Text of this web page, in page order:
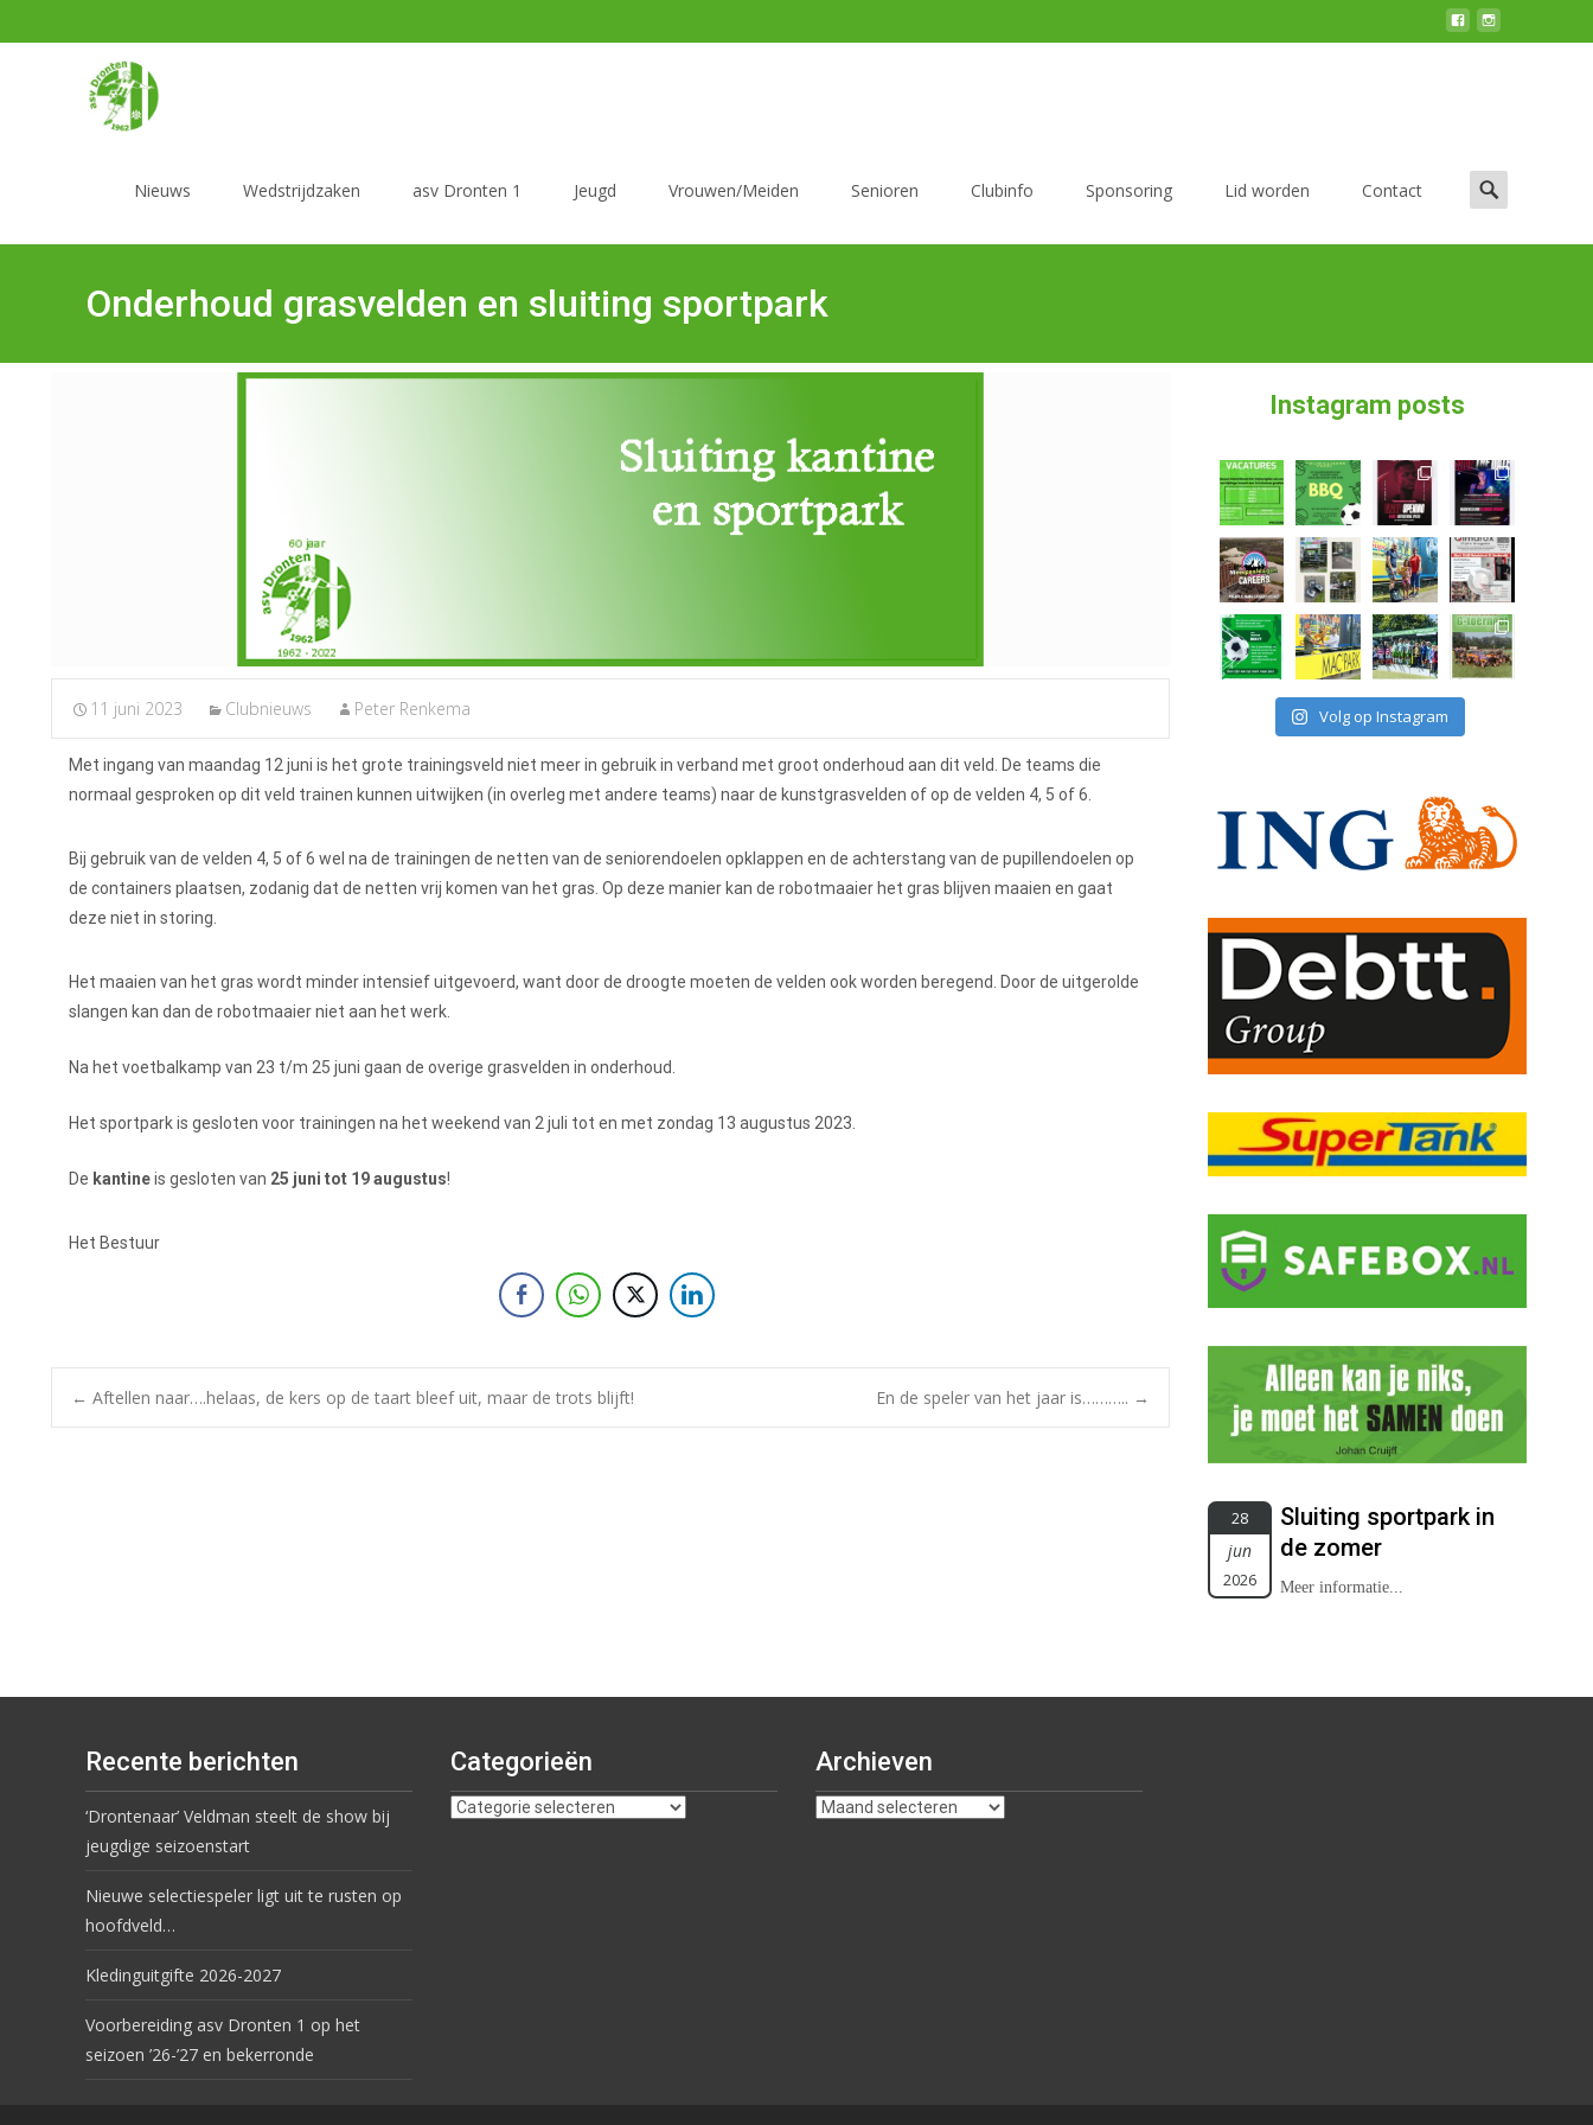
Nieuws Wedstrijdzaken asv Dronten 1 Jeugd Vrouwen/Meiden Senioren Clubinfo Sponsoring Lid worden Contact
Onderhoud grasvelden en sluiting sportpark
11 juni 2023 Clubnieuws Peter Renkema
Met ingang van maandag 12 juni is het grote trainingsveld niet meer in gebruik in verband met groot onderhoud aan dit veld. De teams die
normaal gesproken op dit veld trainen kunnen uitwijken (in overleg met andere teams) naar de kunstgrasvelden of op de velden 4, 5 of 6.
Bij gebruik van de velden 4, 5 of 6 wel na de trainingen de netten van de seniorendoelen opklappen en de achterstang van de pupillendoelen op
de containers plaatsen, zodanig dat de netten vrij komen van het gras. Op deze manier kan de robotmaaier het gras blijven maaien en gaat
deze niet in storing.
Het maaien van het gras wordt minder intensief uitgevoerd, want door de droogte moeten de velden ook worden beregend. Door de uitgerolde
slangen kan dan de robotmaaier niet aan het werk.
Na het voetbalkamp van 23 t/m 25 juni gaan de overige grasvelden in onderhoud.
Het sportpark is gesloten voor trainingen na het weekend van 2 juli tot en met zondag 13 augustus 2023.
De kantineis gesloten van 25 juni tot 19 augustus!
Het Bestuur
← Aftellen naar….helaas, de kers op de taart bleef uit, maar de trots blijft! En de speler van het jaar is……….. →
Instagram posts
Volg op Instagram
28
jun
2026
Sluiting sportpark in
de zomer
Meer informatie...
Recente berichten
‘Drontenaar’ Veldman steelt de show bij
jeugdige seizoenstart
Nieuwe selectiespeler ligt uit te rusten op
hoofdveld…
Kledinguitgifte 2026-2027
Voorbereiding asv Dronten 1 op het
seizoen ’26-’27 en bekerronde
Categorieën Archieven